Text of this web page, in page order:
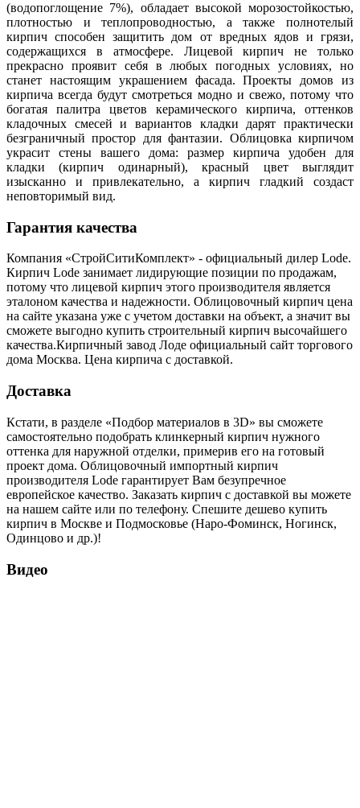
(водопоглощение 7%), обладает высокой морозостойкостью,
плотностью и теплопроводностью, а также полнотелый
кирпич способен защитить дом от вредных ядов и грязи,
содержащихся в атмосфере. Лицевой кирпич не только
прекрасно проявит себя в любых погодных условиях, но
станет настоящим украшением фасада. Проекты домов из
кирпича всегда будут смотреться модно и свежо, потому что
богатая палитра цветов керамического кирпича, оттенков
кладочных смесей и вариантов кладки дарят практически
безграничный простор для фантазии. Облицовка кирпичом
украсит стены вашего дома: размер кирпича удобен для
кладки (кирпич одинарный), красный цвет выглядит
изысканно и привлекательно, а кирпич гладкий создаст
неповторимый вид.
Гарантия качества
Компания «СтройСитиКомплект» - официальный дилер Lode.
Кирпич Lode занимает лидирующие позиции по продажам,
потому что лицевой кирпич этого производителя является
эталоном качества и надежности. Облицовочный кирпич цена
на сайте указана уже с учетом доставки на объект, а значит вы
сможете выгодно купить строительный кирпич высочайшего
качества.Кирпичный завод Лоде официальный сайт торгового
дома Москва. Цена кирпича с доставкой.
Доставка
Кстати, в разделе «Подбор материалов в 3D» вы сможете
самостоятельно подобрать клинкерный кирпич нужного
оттенка для наружной отделки, примерив его на готовый
проект дома. Облицовочный импортный кирпич
производителя Lode гарантирует Вам безупречное
европейское качество. Заказать кирпич с доставкой вы можете
на нашем сайте или по телефону. Спешите дешево купить
кирпич в Москве и Подмосковье (Наро-Фоминск, Ногинск,
Одинцово и др.)!
Видео